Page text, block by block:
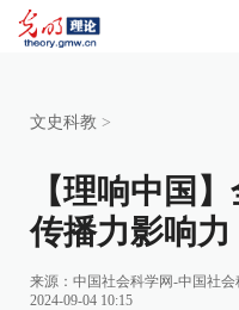
文史科教 >
【理响中国
传播力影响力
来源： 中国社会科学网-中国社会
2024-09-04 10:15